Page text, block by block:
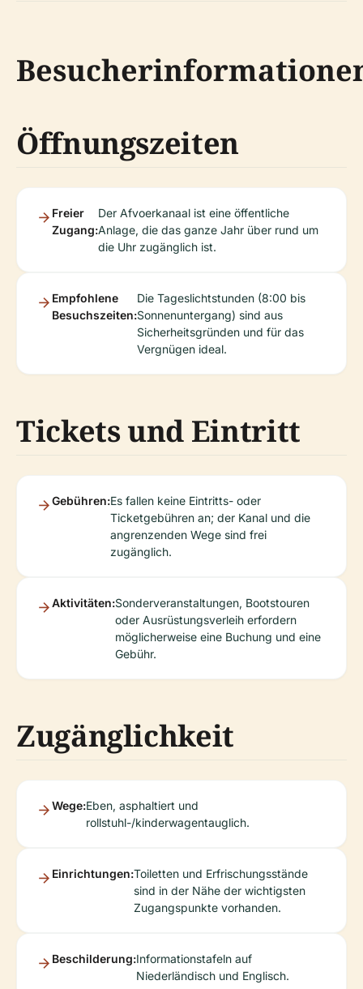
Öffnungszeiten
Freier
Zugang:
Der Afvoerkanaal ist eine öffentliche
Anlage, die das ganze Jahr über rund um
die Uhr zugänglich ist.
Empfohlene
Besuchszeiten:
Die Tageslichtstunden (8:00 bis
Sonnenuntergang) sind aus
Sicherheitsgründen und für das
Vergnügen ideal.
Tickets und Eintritt
Gebühren:Es fallen keine Eintritts- oder
Ticketgebühren an; der Kanal und die
angrenzenden Wege sind frei
zugänglich.
Aktivitäten:Sonderveranstaltungen, Bootstouren
oder Ausrüstungsverleih erfordern
möglicherweise eine Buchung und eine
Gebühr.
Zugänglichkeit
Wege:Eben, asphaltiert und
rollstuhl-/kinderwagentauglich.
Einrichtungen:Toiletten und Erfrischungsstände
sind in der Nähe der wichtigsten
Zugangspunkte vorhanden.
Beschilderung:Informationstafeln auf
Niederländisch und Englisch.